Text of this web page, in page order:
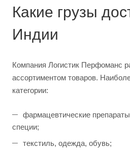
Какие грузы
Индии
Компания Логистик Перфоманс
ассортиментом товаров.
категории:
фармацевтические
специи;
текстиль, одежда, обувь;